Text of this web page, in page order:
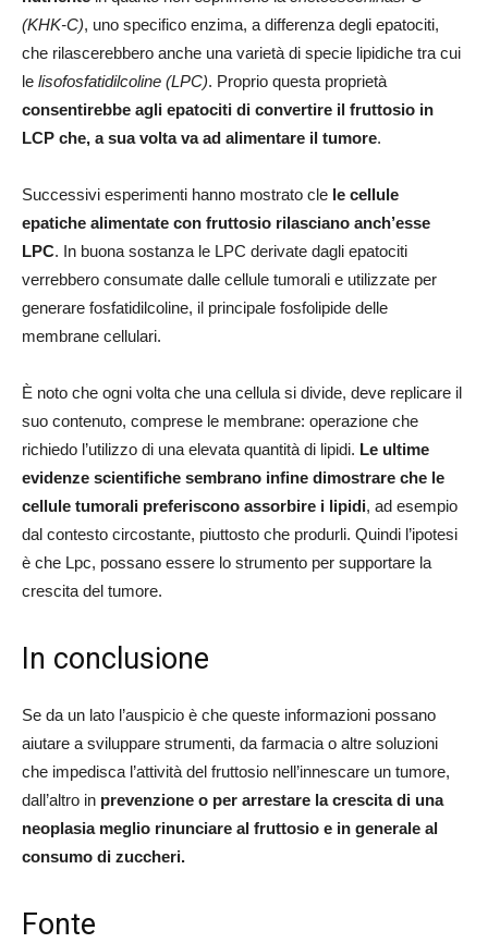
(KHK-C), uno specifico enzima, a differenza degli epatociti,
che rilascerebbero anche una varietà di specie lipidiche tra cui
le lisofosfatidilcoline (LPC). Proprio questa proprietà
consentirebbe agli epatociti di convertire il fruttosio in
LCP che, a sua volta va ad alimentare il tumore.
Successivi esperimenti hanno mostrato cle le cellule
epatiche alimentate con fruttosio rilasciano anch’esse
LPC. In buona sostanza le LPC derivate dagli epatociti
verrebbero consumate dalle cellule tumorali e utilizzate per
generare fosfatidilcoline, il principale fosfolipide delle
membrane cellulari.
È noto che ogni volta che una cellula si divide, deve replicare il
suo contenuto, comprese le membrane: operazione che
richiedo l’utilizzo di una elevata quantità di lipidi. Le ultime
evidenze scientifiche sembrano infine dimostrare che le
cellule tumorali preferiscono assorbire i lipidi, ad esempio
dal contesto circostante, piuttosto che produrli. Quindi l’ipotesi
è che Lpc, possano essere lo strumento per supportare la
crescita del tumore.
In conclusione
Se da un lato l’auspicio è che queste informazioni possano
aiutare a sviluppare strumenti, da farmacia o altre soluzioni
che impedisca l’attività del fruttosio nell’innescare un tumore,
dall’altro in prevenzione o per arrestare la crescita di una
neoplasia meglio rinunciare al fruttosio e in generale al
consumo di zuccheri.
Fonte